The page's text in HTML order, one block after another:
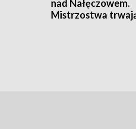
nad Nałęczowem.
Mistrzostwa